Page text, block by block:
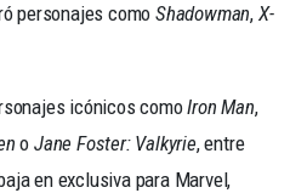
personajes como Shadowman, X-
icónicos comoIron Man,
o Jane Foster: Valkyrie, entre
en exclusiva para Marvel,